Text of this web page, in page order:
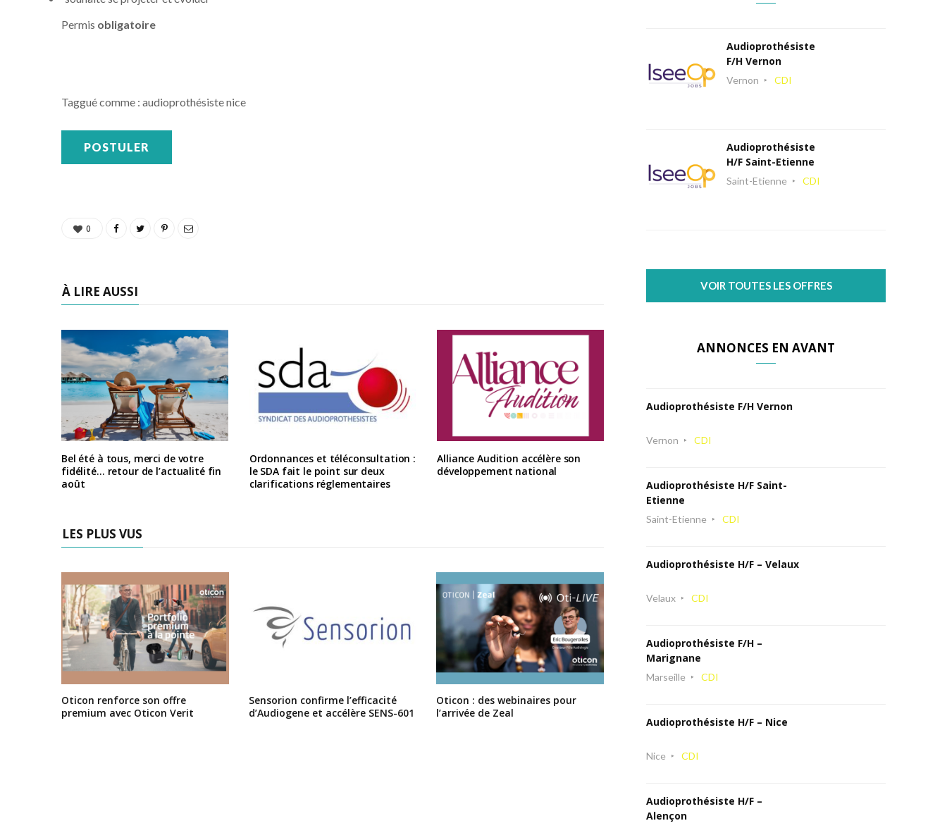
Permis obligatoire
Taggué comme : audioprothésiste nice
0
À LIRE AUSSI
Bel été à tous, merci de votre
fidélité… retour de l’actualité fin
août
Ordonnances et téléconsultation :
le SDA fait le point sur deux
clarifications réglementaires
Alliance Audition accélère son
développement national
LES PLUS VUS
Oticon renforce son offre
premium avec Oticon Verit
Sensorion confirme l’efficacité
d’Audiogene et accélère SENS-601
Oticon : des webinaires pour
l’arrivée de Zeal
Audioprothésiste
F/H Vernon
Vernon CDI
Audioprothésiste
H/F Saint-Etienne
Saint-Etienne CDI
VOIR TOUTES LES OFFRES
ANNONCES EN AVANT
Audioprothésiste F/H Vernon
Vernon CDI
Audioprothésiste H/F Saint-
Etienne
Saint-Etienne CDI
Audioprothésiste H/F – Velaux
Velaux CDI
Audioprothésiste F/H –
Marignane
Marseille CDI
Audioprothésiste H/F – Nice
Nice CDI
Audioprothésiste H/F –
Alençon